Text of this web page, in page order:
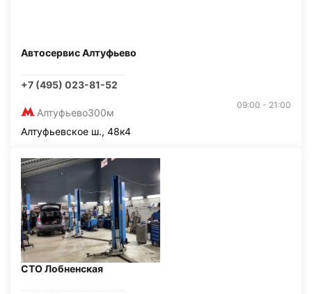
Автосервис Алтуфьево
+7 (495) 023-81-52
Алтуфьево300м
09:00 - 21:00
Алтуфьевское ш., 48к4
СТО Лобненская